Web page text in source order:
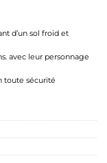
d’un sol froid et
avec leur personnage
toute sécurité